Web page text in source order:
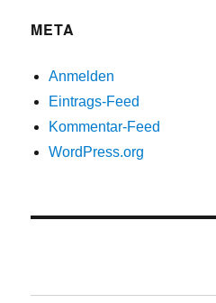
META
Anmelden
Eintrags-Feed
Kommentar-Feed
WordPress.org